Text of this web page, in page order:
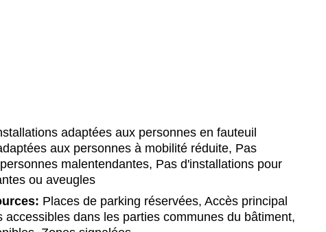
adaptées aux personnes en fauteuil
aux personnes à mobilité réduite, Pas
malentendantes, Pas d'installations pour
ou aveugles
Places de parking réservées, Accès principal
accessibles dans les parties communes du bâtiment,